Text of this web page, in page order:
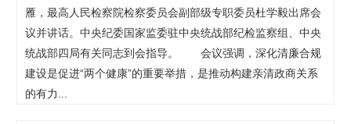
雁，最高人民检察院检察委员会副部级专职委员杜学毅出席会
议并讲话。中央纪委国家监委驻中央统战部纪检监察组、中央
统战部四局有关同志到会指导。
会议强调，深化清廉合规
建设是促进“两个健康”的重要举措，是推动构建亲清政商关系
的有力...